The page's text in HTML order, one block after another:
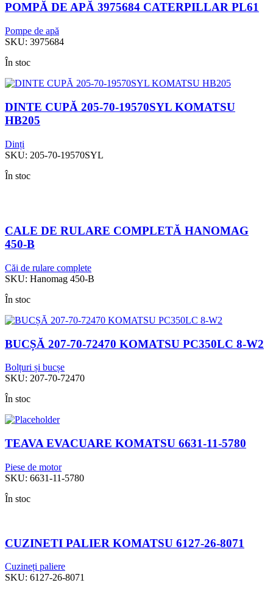
POMPĂ DE APĂ 3975684 CATERPILLAR PL61
Pompe de apă
SKU: 3975684
În stoc
DINTE CUPĂ 205-70-19570SYL KOMATSU
HB205
Dinți
SKU: 205-70-19570SYL
În stoc
CALE DE RULARE COMPLETĂ HANOMAG
450-B
Căi de rulare complete
SKU: Hanomag 450-B
În stoc
BUCȘĂ 207-70-72470 KOMATSU PC350LC 8-W2
Bolțuri și bucșe
SKU: 207-70-72470
În stoc
TEAVA EVACUARE KOMATSU 6631-11-5780
Piese de motor
SKU: 6631-11-5780
În stoc
CUZINETI PALIER KOMATSU 6127-26-8071
Cuzineți paliere
SKU: 6127-26-8071